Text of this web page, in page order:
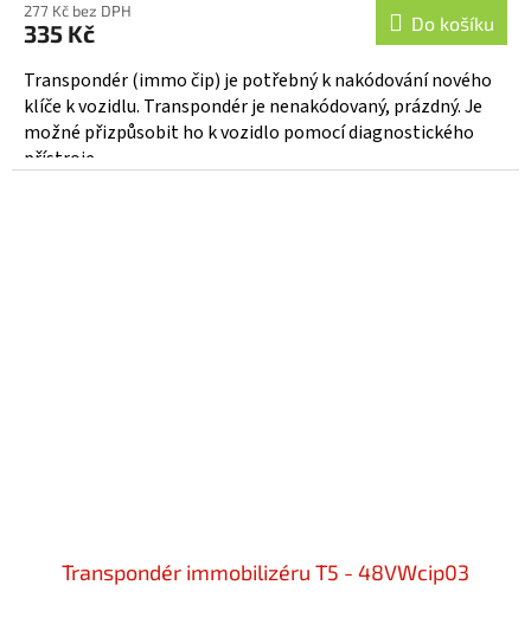
277 Kč bez DPH
335 Kč Do košíku
Transpondér (immo čip) je potřebný k nakódování nového
klíče k vozidlu. Transpondér je nenakódovaný, prázdný. Je
možné přizpůsobit ho k vozidlo pomocí diagnostického
přístroje....
Transpondér immobilizéru T5 - 48VWcip03